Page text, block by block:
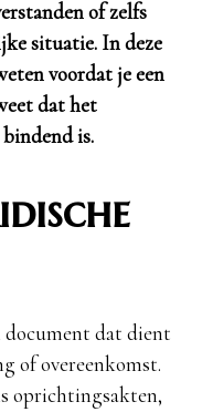
of zelfs
situatie. In deze
voordat je een
dat het
is.
document dat dient
of overeenkomst.
oprichtingsakten,